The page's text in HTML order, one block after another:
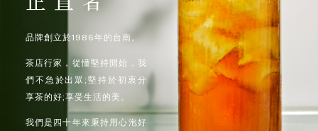
品牌創立於1986年的台南。
茶店行家，從懂堅持開始，我
們不急於出眾;堅持於初衷分
享茶的好;享受生活的美。
我們是四十年來秉持用心泡好